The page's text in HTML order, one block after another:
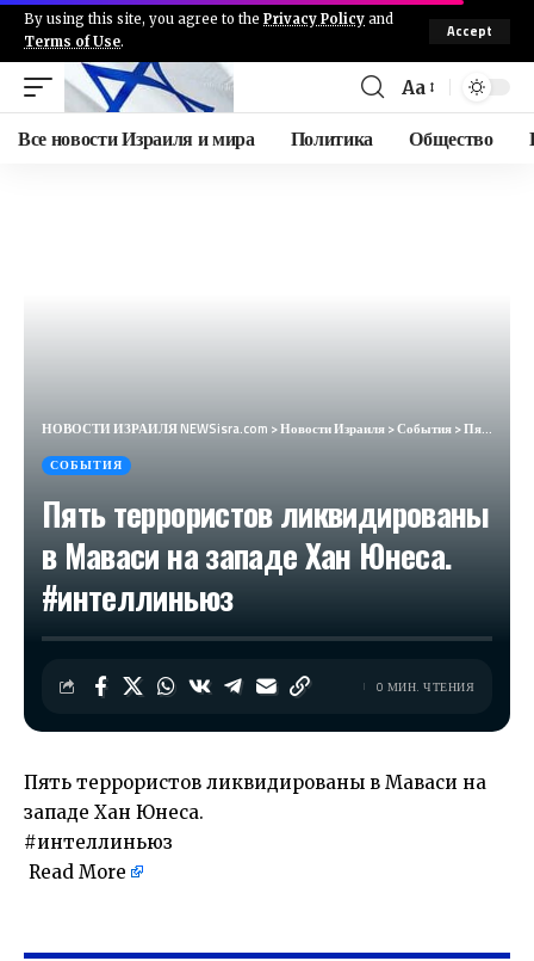
By using this site, you agree to the Privacy Policy and
Terms of Use.
Accept
Aa
Все новости Израиля и мира Политика Общество
НОВОСТИ ИЗРАИЛЯ NEWSisra.com >Новости Израиля>События>Пять террористов ликвидированы в Маваси на западе Хан Юнеса. #интеллиньюз
СОБЫТИЯ
Пять террористов ликвидированы
в Маваси на западе Хан Юнеса.
#интеллиньюз
0 МИН. ЧТЕНИЯ
Пять террористов ликвидированы в Маваси на
западе Хан Юнеса.
#интеллиньюз
Read More